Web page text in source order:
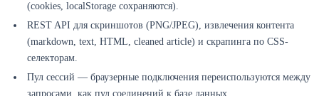
(cookies, localStorage сохраняются).
REST API для скриншотов (PNG/JPEG), извлечения контента
(markdown, text, HTML, cleaned article) и скрапинга по CSS-
селекторам.
Пул сессий — браузерные подключения переиспользуются между
запросами, как пул соединений к базе данных.